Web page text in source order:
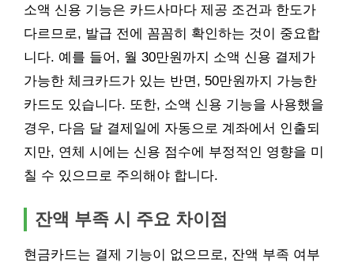
소액 신용 기능은 카드사마다 제공 조건과 한도가
다르므로, 발급 전에 꼼꼼히 확인하는 것이 중요합
니다. 예를 들어, 월 30만원까지 소액 신용 결제가
가능한 체크카드가 있는 반면, 50만원까지 가능한
카드도 있습니다. 또한, 소액 신용 기능을 사용했을
경우, 다음 달 결제일에 자동으로 계좌에서 인출되
지만, 연체 시에는 신용 점수에 부정적인 영향을 미
칠 수 있으므로 주의해야 합니다.
잔액 부족 시 주요 차이점
현금카드는 결제 기능이 없으므로, 잔액 부족 여부